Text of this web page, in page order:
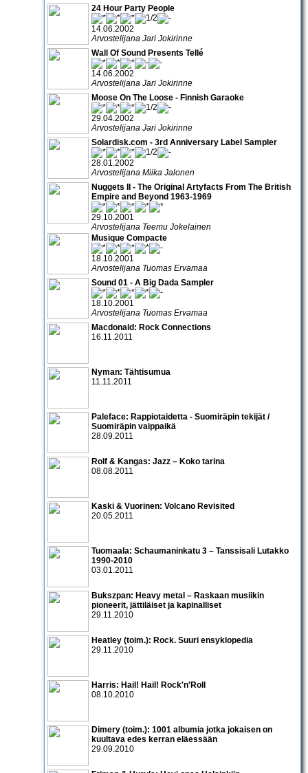
24 Hour Party People
14.06.2002
Arvostelijana Jari Jokirinne
Wall Of Sound Presents Tellé
14.06.2002
Arvostelijana Jari Jokirinne
Moose On The Loose - Finnish Garaoke
29.04.2002
Arvostelijana Jari Jokirinne
Solardisk.com - 3rd Anniversary Label Sampler
28.01.2002
Arvostelijana Miika Jalonen
Nuggets II - The Original Artyfacts From The British
Empire and Beyond 1963-1969
29.10.2001
Arvostelijana Teemu Jokelainen
Musique Compacte
18.10.2001
Arvostelijana Tuomas Ervamaa
Sound 01 - A Big Dada Sampler
18.10.2001
Arvostelijana Tuomas Ervamaa
Macdonald: Rock Connections
16.11.2011
Nyman: Tähtisumua
11.11.2011
Paleface: Rappiotaidetta - Suomiräpin tekijät /
Suomiräpin vaippaikä
28.09.2011
Rolf & Kangas: Jazz – Koko tarina
08.08.2011
Kaski & Vuorinen: Volcano Revisited
20.05.2011
Tuomaala: Schaumaninkatu 3 – Tanssisali Lutakko
1990­-2010
03.01.2011
Bukszpan: Heavy metal – Raskaan musiikin
pioneerit, jättiläiset ja kapinalliset
29.11.2010
Heatley (toim.): Rock. Suuri ensyklopedia
29.11.2010
Harris: Hail! Hail! Rock'n'Roll
08.10.2010
Dimery (toim.): 1001 albumia jotka jokaisen on
kuultava edes kerran eläessään
29.09.2010